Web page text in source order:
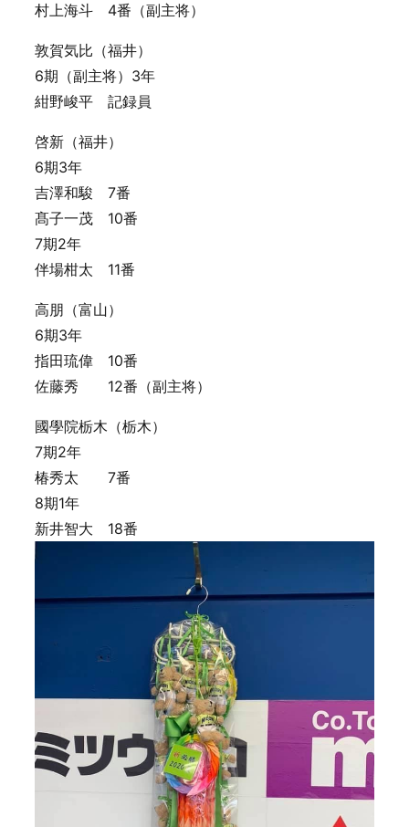
村上海斗 4番（副主将）
敦賀気比（福井）
6期（副主将）3年
紺野峻平 記録員
啓新（福井）
6期3年
吉澤和駿 7番
髙子一茂 10番
7期2年
伴場柑太 11番
高朋（富山）
6期3年
指田琉偉 10番
佐藤秀 12番（副主将）
國學院栃木（栃木）
7期2年
椿秀太 7番
8期1年
新井智大 18番